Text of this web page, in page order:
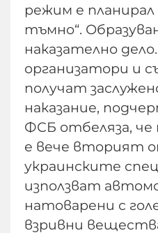
режим е планирал
тъмно“.
наказателно
организатори и
получат
наказание,
ФСБ отбеляза, че
е вече вторият
украинските
използват
натоварени с
взривни